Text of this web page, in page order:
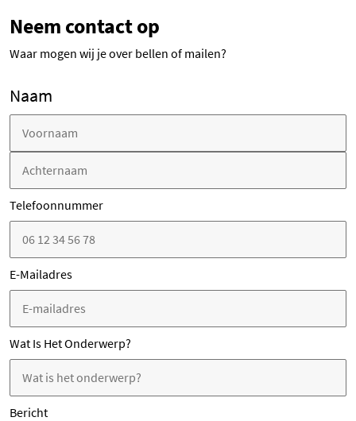
Neem contact op
Waar mogen wij je over bellen of mailen?
Naam
Telefoonnummer
E-Mailadres
Wat Is Het Onderwerp?
Bericht